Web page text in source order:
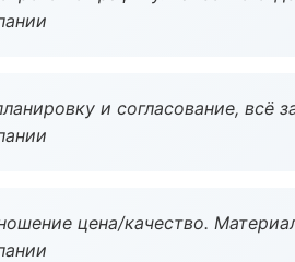
и согласование, всё
цена/качество.